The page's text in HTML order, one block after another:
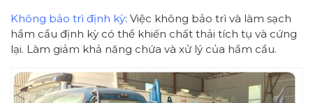
Không bảo trì định kỳ: Việc không bảo trì và làm sạch
hầm cầu định kỳ có thể khiến chất thải tích tụ và cứng
lại. Làm giảm khả năng chứa và xử lý của hầm cầu.